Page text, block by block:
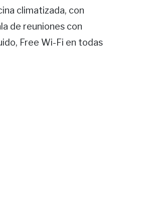
climatizada, con
de reuniones con
Free Wi-Fi en todas